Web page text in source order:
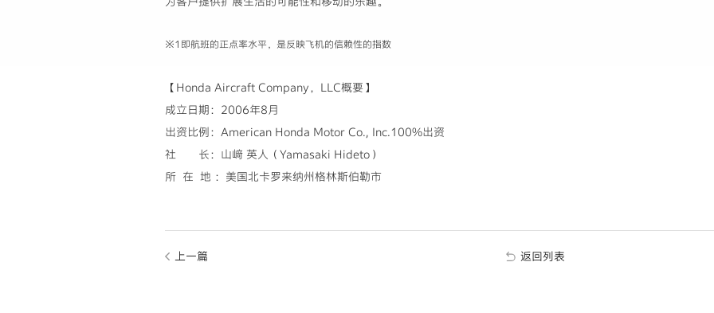
※1即航班的正点率水平，是反映飞机的信赖性的指数
【Honda Aircraft Company，LLC概要】
成立日期：2006年8月
出资比例：American Honda Motor Co., Inc.100%出资
社 长：山﨑 英人（Yamasaki Hideto）
所 在 地 ：美国北卡罗来纳州格林斯伯勒市
上一篇 返回列表